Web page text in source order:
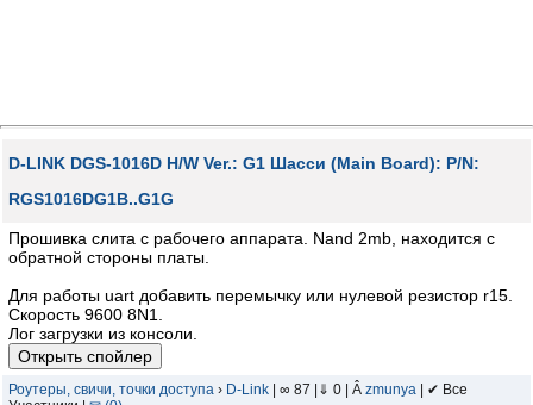
D-LINK DGS-1016D H/W Ver.: G1 Шасси (Main Board): P/N:
RGS1016DG1B..G1G
Прошивка слита с рабочего аппарата. Nand 2mb, находится с
обратной стороны платы.
Для работы uart добавить перемычку или нулевой резистор r15.
Скорость 9600 8N1.
Лог загрузки из консоли.
Роутеры, свичи, точки доступа › D-Link | ∞ 87 |⇓ 0 | Â zmunya | ✔ Все